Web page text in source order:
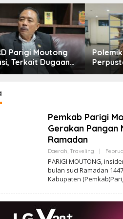
Proyek
Setelah
BPKAD Turut
Kasus
Sikap
Pemkab Parigi
Gerakan Pangan
Ramadan
Daerah, Traveling
PARIGI MOUTONG,
bulan suci Ramadan
Kabupaten